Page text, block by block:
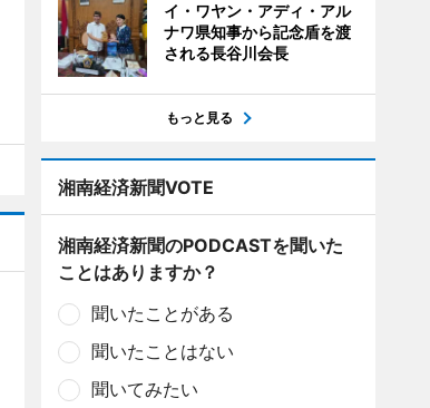
イ・ワヤン・アディ・アル
ナワ県知事から記念盾を渡
される長谷川会長
もっと見る
湘南経済新聞VOTE
湘南経済新聞のPODCASTを聞いた
ことはありますか？
聞いたことがある
聞いたことはない
聞いてみたい